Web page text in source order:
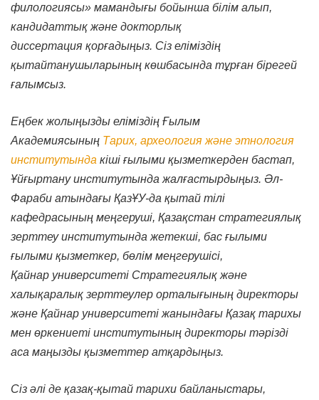
филологиясы» мамандығы бойынша білім алып,
кандидаттық және докторлық
диссертация қорғадыңыз. Сіз еліміздің
қытайтанушыларының көшбасында тұрған бірегей
ғалымсыз.
Еңбек жолыңызды еліміздің Ғылым
Академиясының Тарих, археология және этнология
институтында кіші ғылыми қызметкерден бастап,
Ұйғыртану институтында жалғастырдыңыз. Әл-
Фараби атындағы ҚазҰУ-да қытай тілі
кафедрасының меңгеруші, Қазақстан стратегиялық
зерттеу институтында жетекші, бас ғылыми
ғылыми қызметкер, бөлім меңгерушісі,
Қайнар университеті Стратегиялық және
халықаралық зерттеулер орталығының директоры
және Қайнар университеті жанындағы Қазақ тарихы
мен өркениеті институтының директоры тәрізді
аса маңызды қызметтер атқардыңыз.
Сіз әлі де қазақ-қытай тарихи байланыстары,